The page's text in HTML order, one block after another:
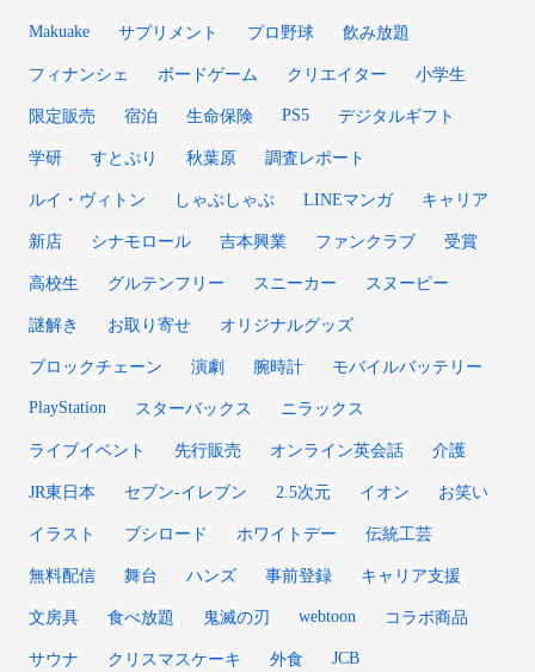
Makuake サプリメント プロ野球 飲み放題
フィナンシェ ボードゲーム クリエイター 小学生
限定販売 宿泊 生命保険 PS5 デジタルギフト
学研 すとぷり 秋葉原 調査レポート
ルイ・ヴィトン しゃぶしゃぶ LINEマンガ キャリア
新店 シナモロール 吉本興業 ファンクラブ 受賞
高校生 グルテンフリー スニーカー スヌーピー
謎解き お取り寄せ オリジナルグッズ
ブロックチェーン 演劇 腕時計 モバイルバッテリー
PlayStation スターバックス ニラックス
ライブイベント 先行販売 オンライン英会話 介護
JR東日本 セブン-イレブン 2.5次元 イオン お笑い
イラスト ブシロード ホワイトデー 伝統工芸
無料配信 舞台 ハンズ 事前登録 キャリア支援
文房具 食べ放題 鬼滅の刃 webtoon コラボ商品
サウナ クリスマスケーキ 外食 JCB